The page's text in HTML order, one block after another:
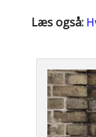
Læs også: